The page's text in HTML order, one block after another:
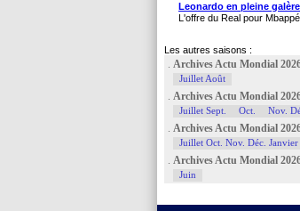
Leonardo en pleine
L'offre du Real pour
Les autres saisons :
. Archives Actu Mondial
Juillet Août
. Archives Actu Mondial
Juillet Sept. Oct. Nov.
. Archives Actu Mondial
Juillet Oct. Nov. Déc.
. Archives Actu Mondial
Juin